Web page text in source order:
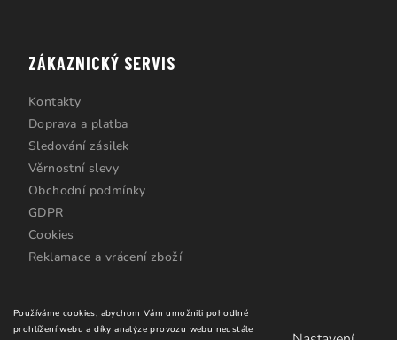
Používáme cookies, abychom Vám umožnili pohodlné
prohlížení webu a díky analýze provozu webu neustále
ZÁKAZNICKÝ SERVIS
Kontakty
Doprava a platba
Sledování zásilek
Věrnostní slevy
Obchodní podmínky
GDPR
Cookies
Reklamace a vrácení zboží